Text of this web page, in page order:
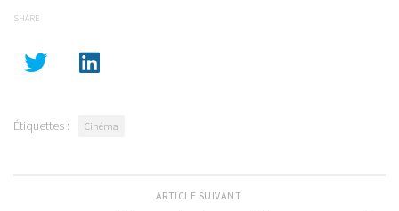
SHARE
Étiquettes : Cinéma
ARTICLE SUIVANT